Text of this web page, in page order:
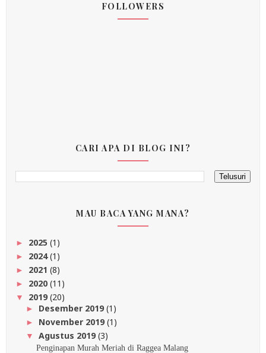
FOLLOWERS
CARI APA DI BLOG INI?
MAU BACA YANG MANA?
► 2025 (1)
► 2024(1)
► 2021 (8)
► 2020 (11)
▼ 2019(20)
► Desember 2019(1)
► November 2019(1)
▼ Agustus 2019(3)
Penginapan Murah Meriah di Raggea Malang